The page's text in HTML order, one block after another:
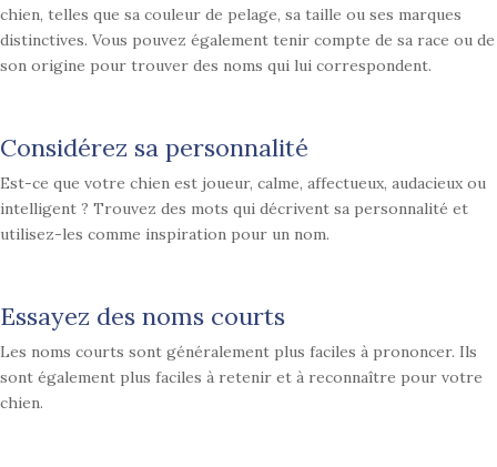
chien, telles que sa couleur de pelage, sa taille ou ses marques
distinctives. Vous pouvez également tenir compte de sa race ou de
son origine pour trouver des noms qui lui correspondent.
Considérez sa personnalité
Est-ce que votre chien est joueur, calme, affectueux, audacieux ou
intelligent ? Trouvez des mots qui décrivent sa personnalité et
utilisez-les comme inspiration pour un nom.
Essayez des noms courts
Les noms courts sont généralement plus faciles à prononcer. Ils
sont également plus faciles à retenir et à reconnaître pour votre
chien.